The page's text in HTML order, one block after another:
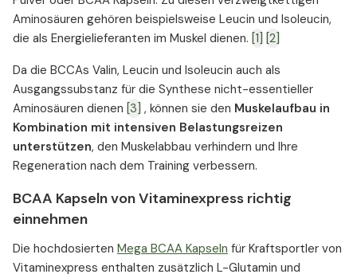
Aminosäuren gehören beispielsweise Leucin und Isoleucin,
die als Energielieferanten im Muskel dienen. [1]
[2]
Da die BCCAs Valin, Leucin und Isoleucin auch als
Ausgangssubstanz für die Synthese nicht-essentieller
Aminosäuren dienen [3] , können sie den Muskelaufbau in
Kombination mit intensiven Belastungsreizen
unterstützen, den Muskelabbau verhindern und Ihre
Regeneration nach dem Training verbessern.
BCAA Kapseln von Vitaminexpress richtig
einnehmen
Die hochdosierten Mega BCAA Kapseln für Kraftsportler von
Vitaminexpress enthalten zusätzlich L-Glutamin und